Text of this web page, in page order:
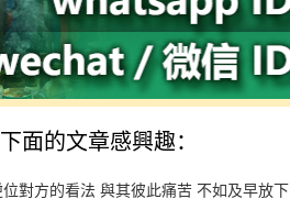
面的文章感興趣：
對方的看法 與其彼此痛苦 不如及早放下